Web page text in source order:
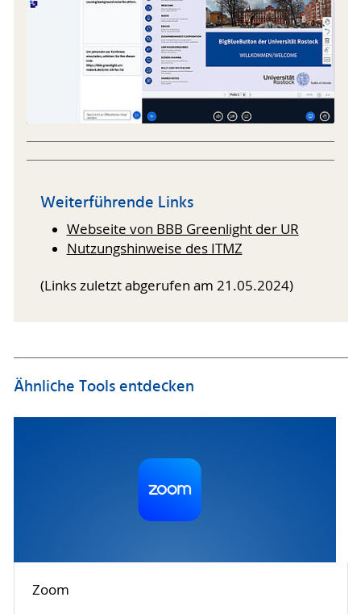
Weiterführende Links
Webseite von BBB Greenlight der UR
Nutzungshinweise des ITMZ
(Links zuletzt abgerufen am 21.05.2024)
Ähnliche Tools entdecken
Zoom